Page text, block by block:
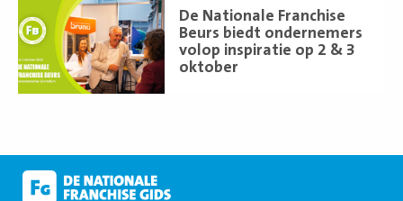
De Nationale Franchise
Beurs biedt ondernemers
volop inspiratie op 2 & 3
oktober
meer